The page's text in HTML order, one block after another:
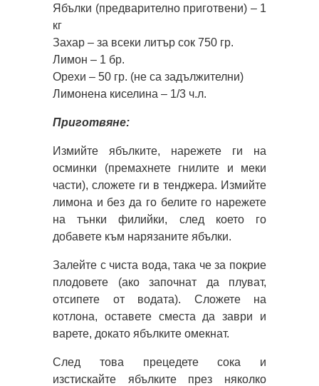
Ябълки (предварително приготвени) – 1
кг
Захар – за всеки литър сок 750 гр.
Лимон – 1 бр.
Орехи – 50 гр. (не са задължителни)
Лимонена киселина – 1/3 ч.л.
Приготвяне:
Измийте ябълките, нарежете ги на
осминки (премахнете гнилите и меки
части), сложете ги в тенджера. Измийте
лимона и без да го белите го нарежете
на тънки филийки, след което го
добавете към нарязаните ябълки.
Залейте с чиста вода, така че за покрие
плодовете (ако започнат да плуват,
отсипете от водата). Сложете на
котлона, оставете сместа да заври и
варете, докато ябълките омекнат.
След това прецедете сока и
изстискайте ябълките през няколко